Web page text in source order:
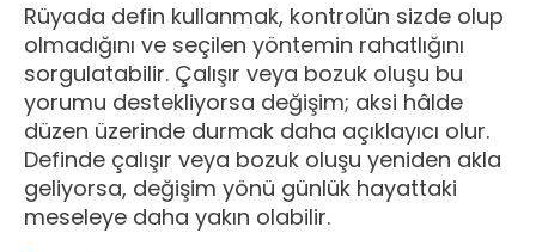
Rüyada defin kullanmak, kontrolün sizde olup
olmadığını ve seçilen yöntemin rahatlığını
sorgulatabilir. Çalışır veya bozuk oluşu bu
yorumu destekliyorsa değişim; aksi hâlde
düzen üzerinde durmak daha açıklayıcı olur.
Definde çalışır veya bozuk oluşu yeniden akla
geliyorsa, değişim yönü günlük hayattaki
meseleye daha yakın olabilir.